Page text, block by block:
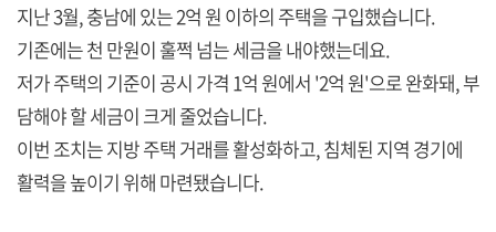
지난 3월, 충남에 있는 2억 원 이하의 주택을 구입했습니다.
기존에는 천 만원이 훌쩍 넘는 세금을 내야했는데요.
저가 주택의 기준이 공시 가격 1억 원에서 '2억 원'으로 완화돼, 부
담해야 할 세금이 크게 줄었습니다.
이번 조치는 지방 주택 거래를 활성화하고, 침체된 지역 경기에
활력을 높이기 위해 마련됐습니다.